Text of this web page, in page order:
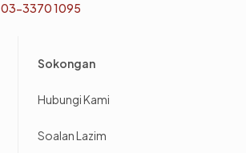
03-3370 1095
Sokongan
Hubungi Kami
Soalan Lazim